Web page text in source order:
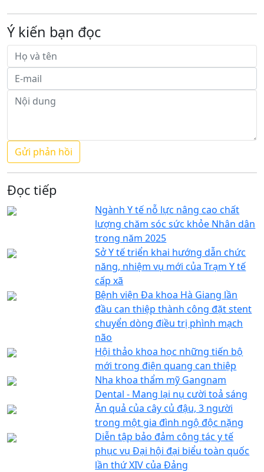
Ý kiến bạn đọc
Đọc tiếp
Ngành Y tế nỗ lực nâng cao chất
lượng chăm sóc sức khỏe Nhân dân
trong năm 2025
Sở Y tế triển khai hướng dẫn chức
năng, nhiệm vụ mới của Trạm Y tế
cấp xã
Bệnh viện Đa khoa Hà Giang lần
đầu can thiệp thành công đặt stent
chuyển dòng điều trị phình mạch
não
Hội thảo khoa học những tiến bộ
mới trong điện quang can thiệp
Nha khoa thẩm mỹ Gangnam
Dental - Mang lại nụ cười toả sáng
Ăn quả của cây củ đậu, 3 người
trong một gia đình ngộ độc nặng
Diễn tập bảo đảm công tác y tế
phục vụ Đại hội đại biểu toàn quốc
lần thứ XIV của Đảng